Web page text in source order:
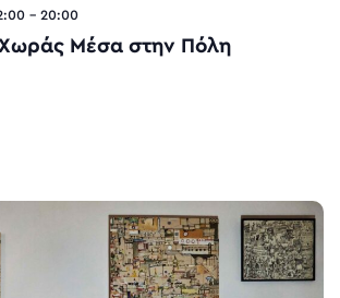
- 20:00
Μέσα στην Πόλη